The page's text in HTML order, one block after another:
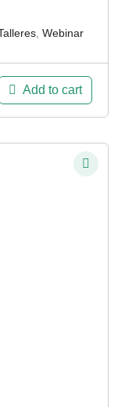
Webinar
Add to cart